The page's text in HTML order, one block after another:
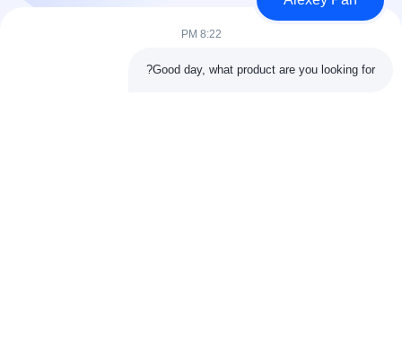
اتصل بنا
فئات
8:22 PM
Good day, what product are you looking for?